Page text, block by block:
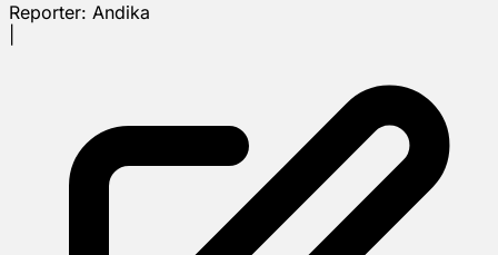
Reporter: Andika